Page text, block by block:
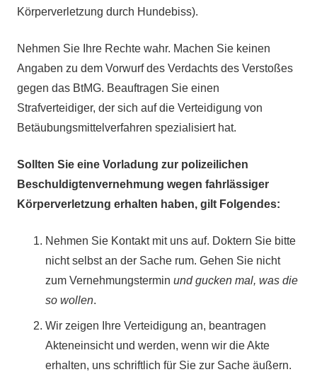
Körperverletzung durch Hundebiss).
Nehmen Sie Ihre Rechte wahr. Machen Sie keinen
Angaben zu dem Vorwurf des Verdachts des Verstoßes
gegen das BtMG. Beauftragen Sie einen
Strafverteidiger, der sich auf die Verteidigung von
Betäubungsmittelverfahren spezialisiert hat.
Sollten Sie eine Vorladung zur polizeilichen
Beschuldigtenvernehmung wegen fahrlässiger
Körperverletzung erhalten haben, gilt Folgendes:
Nehmen Sie Kontakt mit uns auf. Doktern Sie bitte
nicht selbst an der Sache rum. Gehen Sie nicht
zum Vernehmungstermin und gucken mal, was die
so wollen.
Wir zeigen Ihre Verteidigung an, beantragen
Akteneinsicht und werden, wenn wir die Akte
erhalten, uns schriftlich für Sie zur Sache äußern.